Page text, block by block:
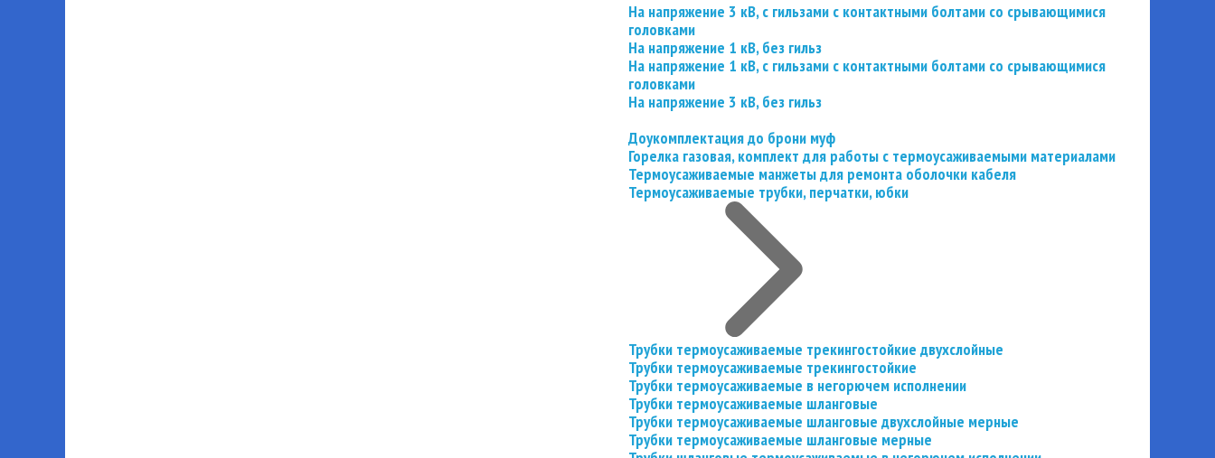
На напряжение 3 кВ, с гильзами с контактными болтами со срывающимися
головками
На напряжение 1 кВ, без гильз
На напряжение 1 кВ, с гильзами с контактными болтами со срывающимися
головками
На напряжение 3 кВ, без гильз
Доукомплектация до брони муф
Горелка газовая, комплект для работы с термоусаживаемыми материалами
Термоусаживаемые манжеты для ремонта оболочки кабеля
Термоусаживаемые трубки, перчатки, юбки
Трубки термоусаживаемые трекингостойкие двухслойные
Трубки термоусаживаемые трекингостойкие
Трубки термоусаживаемые в негорючем исполнении
Трубки термоусаживаемые шланговые
Трубки термоусаживаемые шланговые двухслойные мерные
Трубки термоусаживаемые шланговые мерные